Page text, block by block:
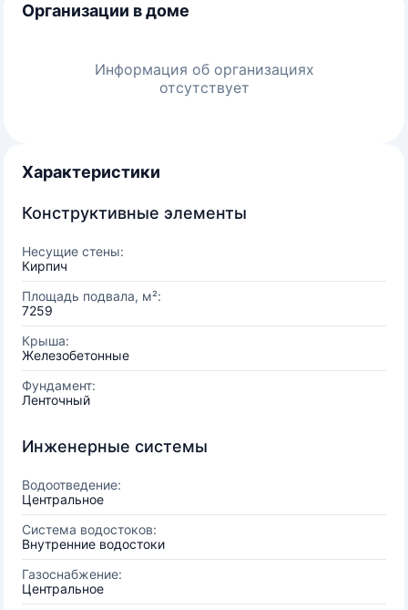
Организации в доме
Информация об организациях
отсутствует
Характеристики
Конструктивные элементы
Несущие стены:
Кирпич
Площадь подвала, м²:
7259
Крыша:
Железобетонные
Фундамент:
Ленточный
Инженерные системы
Водоотведение:
Центральное
Система водостоков:
Внутренние водостоки
Газоснабжение:
Центральное